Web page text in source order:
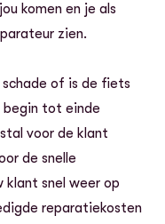
komen en je als
zien.
of is de fiets
begin tot einde
voor de klant
de snelle
klant snel weer op
reparatiekosten